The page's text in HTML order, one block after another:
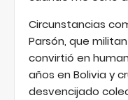
Circunstancias
Parsón, que
convirtió en
años en Bolivia y
desvencijado